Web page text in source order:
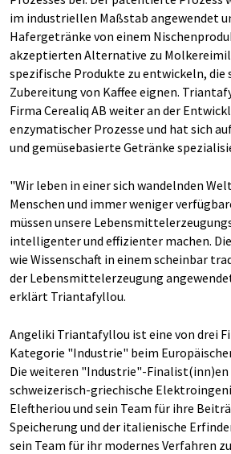
im industriellen Maßstab angewendet
Hafergetränke von einem
akzeptierten Alternative zu
spezifische Produkte zu entwickeln, die
Zubereitung von Kaffee eignen.
Firma Cerealiq AB weiter an der
enzymatischer Prozesse und hat sich
und gemüsebasierte Getränke
"Wir leben in einer sich wandelnden
Menschen und immer weniger
müssen unsere
intelligenter und effizienter machen.
wie Wissenschaft in einem scheinbar
der Lebensmittelerzeugung
erklärt Triantafyllou.
Angeliki Triantafyllou ist eine von drei
Kategorie "Industrie" beim
Die weiteren "Industrie"-Finalist(inn)en
schweizerisch-griechische
Eleftheriou und sein Team für ihre
Speicherung und der italienische
sein Team für ihr modernes Verfahren